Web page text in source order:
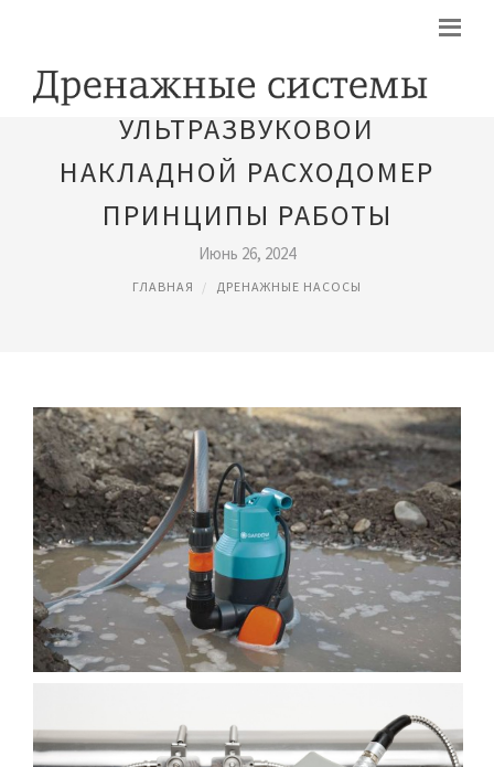
УЛЬТРАЗВУКОВОЙ
НАКЛАДНОЙ РАСХОДОМЕР
ПРИНЦИПЫ РАБОТЫ
Июнь 26, 2024
ГЛАВНАЯ ДРЕНАЖНЫЕ НАСОСЫ